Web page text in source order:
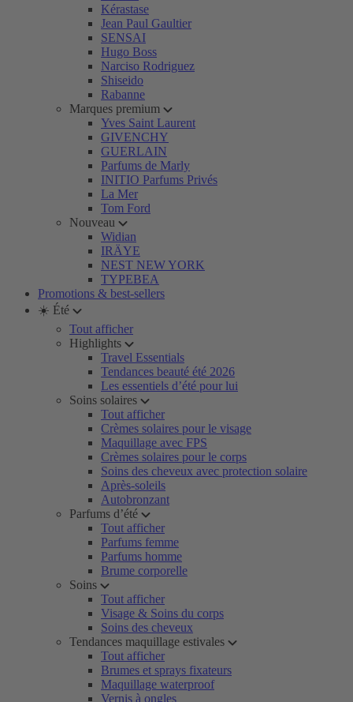
Kérastase
Jean Paul Gaultier
SENSAI
Hugo Boss
Narciso Rodriguez
Shiseido
Rabanne
Marques premium
Yves Saint Laurent
GIVENCHY
GUERLAIN
Parfums de Marly
INITIO Parfums Privés
La Mer
Tom Ford
Nouveau
Widian
IRÄYE
NEST NEW YORK
TYPEBEA
Promotions & best-sellers
☀️ Été
Tout afficher
Highlights
Travel Essentials
Tendances beauté été 2026
Les essentiels d’été pour lui
Soins solaires
Tout afficher
Crèmes solaires pour le visage
Maquillage avec FPS
Crèmes solaires pour le corps
Soins des cheveux avec protection solaire
Après-soleils
Autobronzant
Parfums d’été
Tout afficher
Parfums femme
Parfums homme
Brume corporelle
Soins
Tout afficher
Visage & Soins du corps
Soins des cheveux
Tendances maquillage estivales
Tout afficher
Brumes et sprays fixateurs
Maquillage waterproof
Vernis à ongles